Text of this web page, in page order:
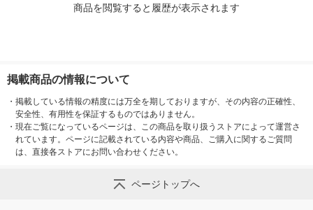
商品を閲覧すると履歴が表示されます
掲載商品の情報について
・ 掲載している情報の精度には万全を期しておりますが、その内容の正確性、
安全性、有用性を保証するものではありません。
・ 現在ご覧になっているページは、この商品を取り扱うストアによって運営さ
れています。ページに記載されている内容や商品、ご購入に関するご質問
は、直接各ストアにお問い合わせください。
ページトップへ